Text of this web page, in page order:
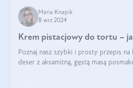
Maria Knapik
8 wrz 2024
Krem pistacjowy do tortu –
Poznaj nasz szybki i prosty przepis
deser z aksamitną, gęstą masą